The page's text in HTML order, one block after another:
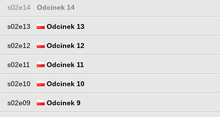
s02e14 Odcinek 14
s02e13 Odcinek 13
s02e12 Odcinek 12
s02e11 Odcinek 11
s02e10 Odcinek 10
s02e09 Odcinek 9